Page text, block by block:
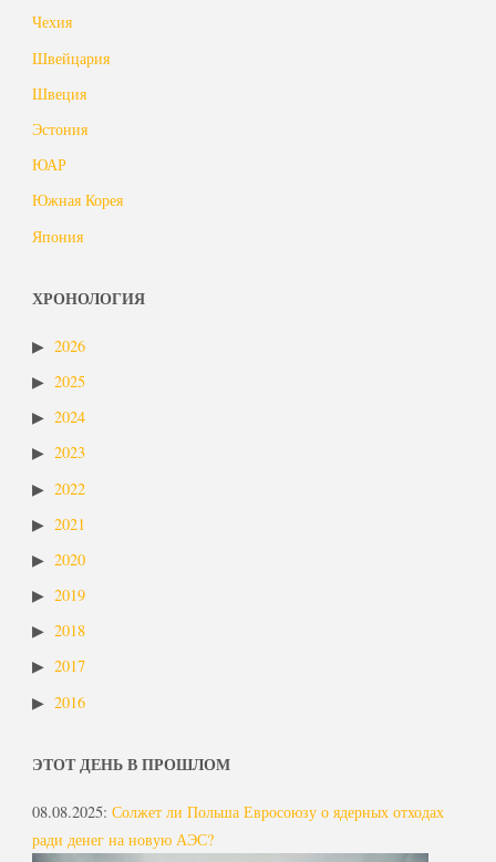
Чехия
Швейцария
Швеция
Эстония
ЮАР
Южная Корея
Япония
ХРОНОЛОГИЯ
2026
2025
2024
2023
2022
2021
2020
2019
2018
2017
2016
ЭТОТ ДЕНЬ В ПРОШЛОМ
08.08.2025: Солжет ли Польша Евросоюзу о ядерных отходах
ради денег на новую АЭС?